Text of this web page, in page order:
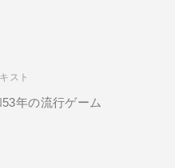
スト
年の流行ゲーム